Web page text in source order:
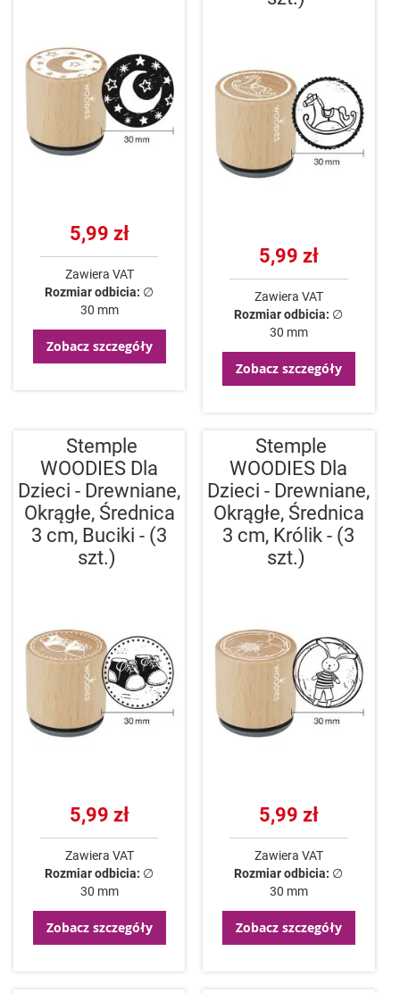
5,99 zł
Zawiera VAT
Rozmiar odbicia: ∅
30 mm
Zobacz szczegóły
5,99 zł
Zawiera VAT
Rozmiar odbicia: ∅
30 mm
Zobacz szczegóły
Stemple
WOODIES Dla
Dzieci - Drewniane,
Okrągłe, Średnica
3 cm, Buciki - (3
szt.)
5,99 zł
Zawiera VAT
Rozmiar odbicia: ∅
30 mm
Zobacz szczegóły
Stemple
WOODIES Dla
Dzieci - Drewniane,
Okrągłe, Średnica
3 cm, Królik - (3
szt.)
5,99 zł
Zawiera VAT
Rozmiar odbicia: ∅
30 mm
Zobacz szczegóły